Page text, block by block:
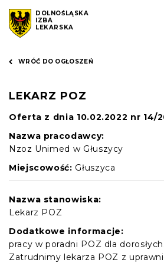
DOLNOŚLĄSKA
IZBA
LEKARSKA
WRÓĆ DO OGŁOSZEŃ
LEKARZ POZ
Oferta z dnia 10.02.2022 nr 14/
Nazwa pracodawcy:
Nzoz Unimed w Głuszycy
Miejscowość: Głuszyca
Nazwa stanowiska:
Lekarz POZ
Dodatkowe informacje:
pracy w poradni POZ dla dorosłych.
Zatrudnimy lekarza POZ z